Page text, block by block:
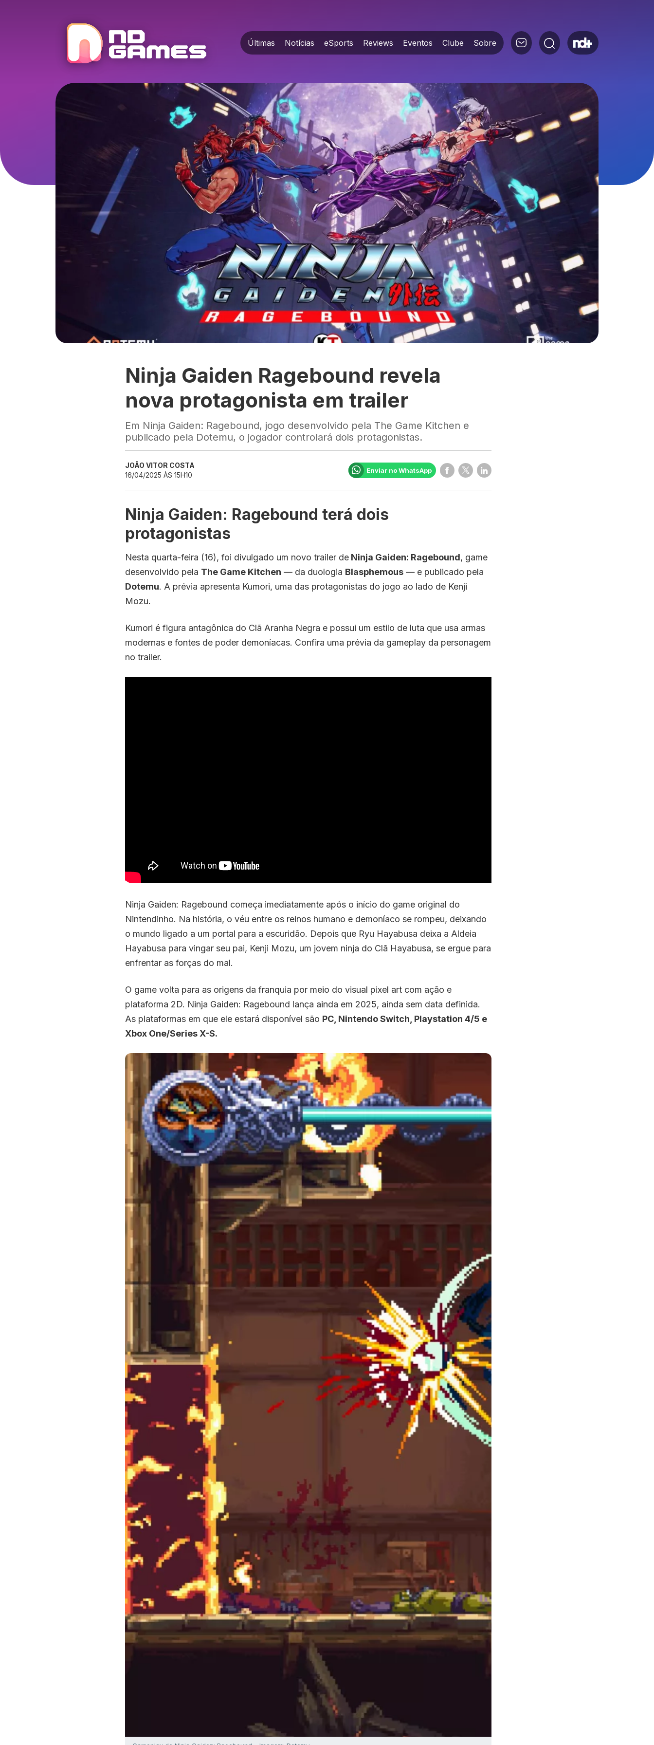
Últimas Notícias eSports Reviews Eventos Clube Sobre
Ninja Gaiden Ragebound revela
nova protagonista em trailer
Em Ninja Gaiden: Ragebound, jogo desenvolvido pela The Game Kitchen e
publicado pela Dotemu, o jogador controlará dois protagonistas.
JOÃO VITOR COSTA
16/04/2025 ÀS 15H10
Enviar no WhatsApp
Ninja Gaiden: Ragebound terá dois
protagonistas
Nesta quarta-feira (16), foi divulgado um novo trailer deNinja Gaiden: Ragebound, game
desenvolvido pela The Game Kitchen — da duologia Blasphemous— e publicado pela
Dotemu. A prévia apresenta Kumori, uma das protagonistas do jogo ao lado de Kenji
Mozu.
Kumori é figura antagônica do Clã Aranha Negra e possui um estilo de luta que usa armas
modernas e fontes de poder demoníacas. Confira uma prévia da gameplay da personagem
no trailer.
Ninja Gaiden: Ragebound começa imediatamente após o início do game original do
Nintendinho. Na história, o véu entre os reinos humano e demoníaco se rompeu, deixando
o mundo ligado a um portal para a escuridão. Depois que Ryu Hayabusa deixa a Aldeia
Hayabusa para vingar seu pai, Kenji Mozu, um jovem ninja do Clã Hayabusa, se ergue para
enfrentar as forças do mal.
O game volta para as origens da franquia por meio do visual pixel art com ação e
plataforma 2D. Ninja Gaiden: Ragebound lança ainda em 2025, ainda sem data definida.
As plataformas em que ele estará disponível são PC, Nintendo Switch, Playstation 4/5 e
Xbox One/Series X-S.